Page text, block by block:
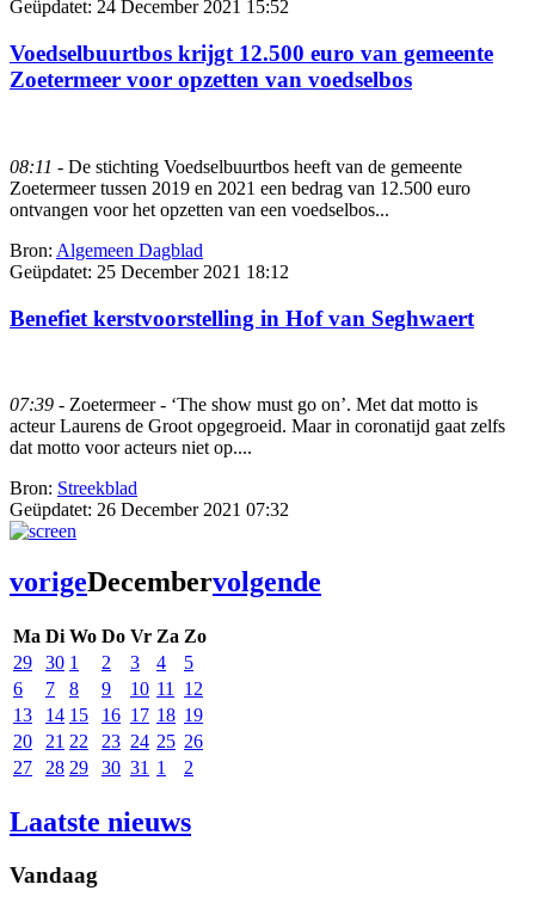
Geüpdatet: 24 December 2021 15:52
Voedselbuurtbos krijgt 12.500 euro van gemeente
Zoetermeer voor opzetten van voedselbos
08:11 - De stichting Voedselbuurtbos heeft van de gemeente
Zoetermeer tussen 2019 en 2021 een bedrag van 12.500 euro
ontvangen voor het opzetten van een voedselbos...
Bron: Algemeen Dagblad
Geüpdatet: 25 December 2021 18:12
Benefiet kerstvoorstelling in Hof van Seghwaert
07:39 - Zoetermeer - ‘The show must go on’. Met dat motto is
acteur Laurens de Groot opgegroeid. Maar in coronatijd gaat zelfs
dat motto voor acteurs niet op....
Bron: Streekblad
Geüpdatet: 26 December 2021 07:32
vorigeDecembervolgende
Ma Di Wo Do Vr Za Zo
29
30 1 2 3 4
5
6
7 8 9 10 11
12
13
14 15 16 17 18 19
20
21 22 23 24 25 26
27
28 29 30 31 1 2
Laatste nieuws
Vandaag